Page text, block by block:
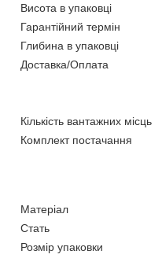
Висота в упаковці
Гарантійний термін
Глибина в упаковці
Доставка/Оплата
Кількість вантажних місць
Комплект постачання
Матеріал
Стать
Розмір упаковки